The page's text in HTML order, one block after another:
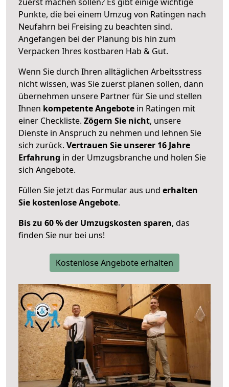
Punkte, die bei einem Umzug von Ratingen nach
Neufahrn bei Freising zu beachten sind.
Angefangen bei der Planung bis hin zum
Verpacken Ihres kostbaren Hab & Gut.
Wenn Sie durch Ihren alltäglichen Arbeitsstress
nicht wissen, was Sie zuerst planen sollen, dann
übernehmen unsere Partner für Sie und stellen
Ihnen kompetente Angebote in Ratingen mit
einer Checkliste. Zögern Sie nicht, unsere
Dienste in Anspruch zu nehmen und lehnen Sie
sich zurück. Vertrauen Sie unserer 16 Jahre
Erfahrung in der Umzugsbranche und holen Sie
sich Angebote.
Füllen Sie jetzt das Formular aus und erhalten
Sie kostenlose Angebote.
Bis zu 60 % der Umzugskosten sparen, das
finden Sie nur bei uns!
Kostenlose Angebote erhalten